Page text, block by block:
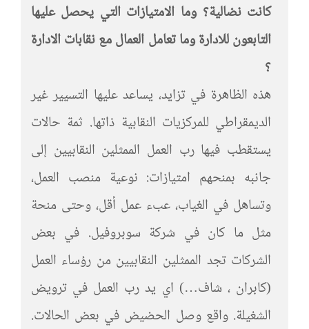
كانت نضالية؟ وما الامتيازات التي يحصل عليها
التابعون للادارة وما تعامل العمال مع نقابات الادارة
؟
هذه الظاهرة في تزايد، يساعد عليها التسيير غير
الديمقراطي للمركزيات النقابية ذاتها. ثمة حالات
يستقطب فيها رب العمل الممثلين النقابيين إلى
جانبه بمنحهم امتيازات: نوعية منصب العمل،
وتساهل في الغياب، عبء عمل أقل، وحتى منحة
مثل ما كان في شركة سوبروفيل. في بعض
الشركات تجد الممثلين النقابيين من رؤساء العمل
(كابران ، شاف…) اي يد رب العمل في ترويض
الشغيلة. واقع وصل الحضيض في بعض الحالات.